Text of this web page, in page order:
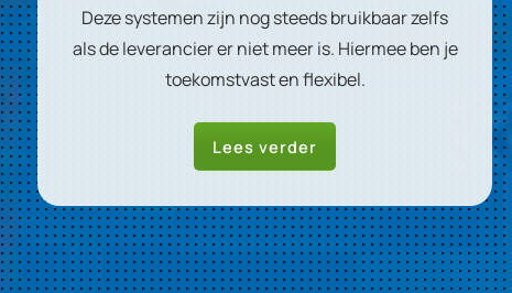
Deze systemen zijn nog steeds bruikbaar zelfs
als de leverancier er niet meer is. Hiermee ben je
toekomstvast en flexibel.
Lees verder